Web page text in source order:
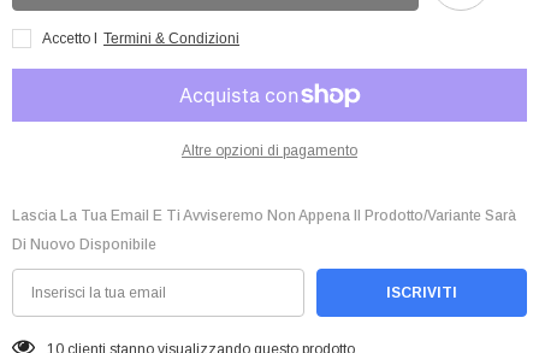
Pcs
Puzzle
Pcs
Puzzle
Accetto I Termini & Condizioni
Altre opzioni di pagamento
Lascia La Tua Email E Ti Avviseremo Non Appena Il Prodotto/variante Sarà
Di Nuovo Disponibile
ISCRIVITI
10 clienti stanno visualizzando questo prodotto